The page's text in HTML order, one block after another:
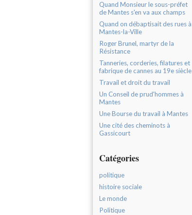
Quand Monsieur le sous-préfet
de Mantes s'en va aux champs
Quand on débaptisait des rues à
Mantes-la-Ville
Roger Brunel, martyr de la
Résistance
Tanneries, corderies, filatures et
fabrique de cannes au 19e siècle
Travail et droit du travail
Un Conseil de prud'hommes à
Mantes
Une Bourse du travail à Mantes
Une cité des cheminots à
Gassicourt
Catégories
politique
histoire sociale
Le monde
Politique